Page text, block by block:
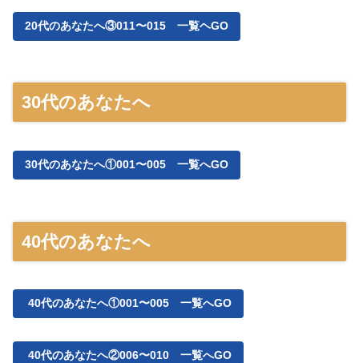
20代のあなたへ③011〜015 一覧ヘGO
30代のあなたへ
30代のあなたへ①001〜005 一覧へGO
40代のあなたへ
40代のあなたへ①001〜005 一覧へGO
40代のあなたへ②006〜010 一覧へGO